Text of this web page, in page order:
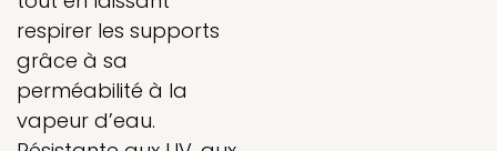
respirer les supports
grâce à sa
perméabilité à la
vapeur d’eau.